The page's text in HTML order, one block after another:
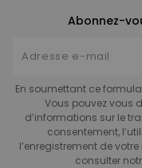
Abonnez-
En soumettant ce
Vous pouvez vous
d’informations sur le
consentement,
l’enregistrement de
consulter